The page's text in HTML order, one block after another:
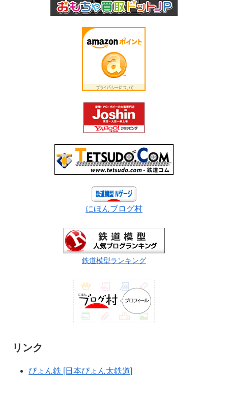
にほんブログ村
鉄道模型ランキング
リンク
ぴょん鉄 [日本ぴょん太鉄道]